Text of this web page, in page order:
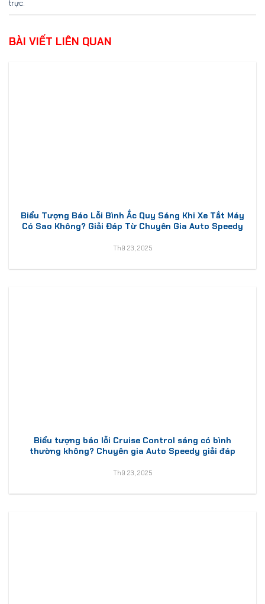
trực.
BÀI VIẾT LIÊN QUAN
Biểu Tượng Báo Lỗi Bình Ắc Quy Sáng Khi Xe Tắt Máy
Có Sao Không? Giải Đáp Từ Chuyên Gia Auto Speedy
Th9 23, 2025
Biểu tượng báo lỗi Cruise Control sáng có bình
thường không? Chuyên gia Auto Speedy giải đáp
Th9 23, 2025